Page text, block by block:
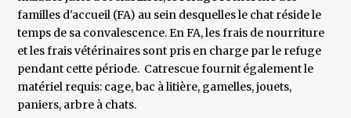
familles d'accueil (FA) au sein desquelles le chat réside le
temps de sa convalescence. En FA, les frais de nourriture
et les frais vétérinaires sont pris en charge par le refuge
pendant cette période. Catrescue fournit également le
matériel requis: cage, bac à litière, gamelles, jouets,
paniers, arbre à chats.